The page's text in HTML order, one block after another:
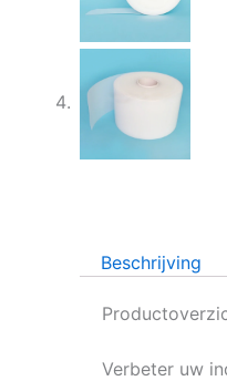
Beschrijving
Verbeter uw